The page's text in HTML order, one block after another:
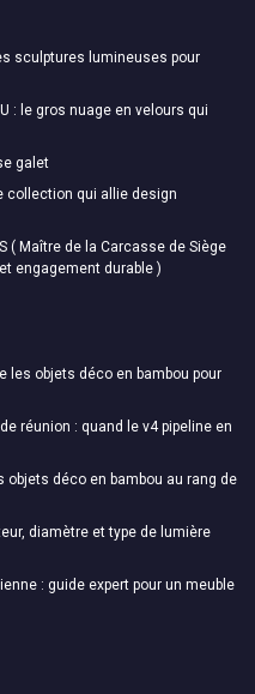
sculptures lumineuses pour
: le gros nuage en velours qui
galet
collection qui allie design
( Maître de la Carcasse de Siège
engagement durable )
les objets déco en bambou pour
réunion : quand le v4 pipeline en
déco en bambou au rang de
diamètre et type de lumière
: guide expert pour un meuble